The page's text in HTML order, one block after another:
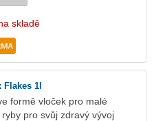
skladě
Flakes 1l
formě vloček pro malé
pro svůj zdravý vývoj